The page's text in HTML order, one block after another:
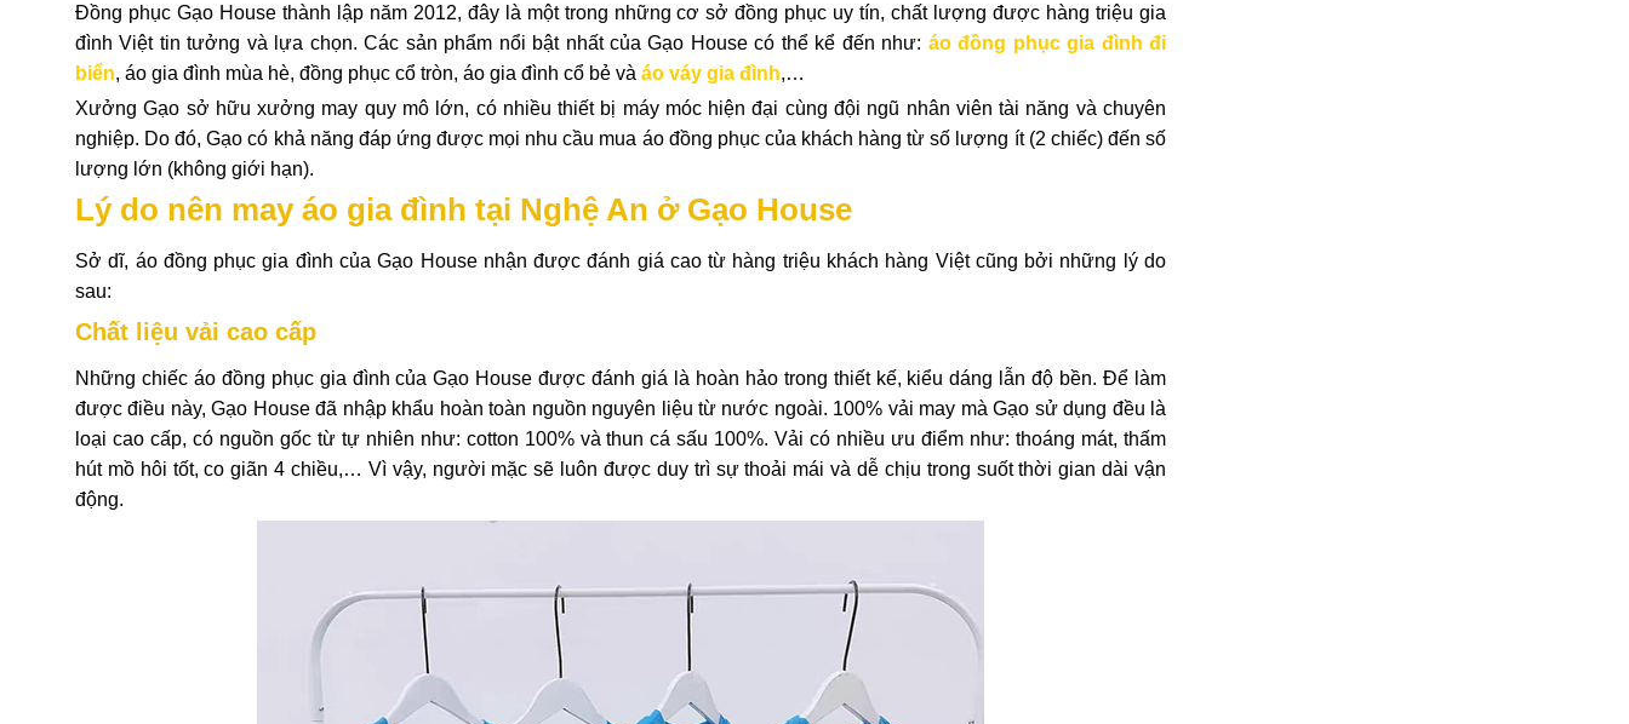
Đồng phục Gạo House thành lập năm 2012, đây là một trong những cơ sở đồng phục uy tín, chất lượng được hàng triệu gia
đình Việt tin tưởng và lựa chọn. Các sản phẩm nổi bật nhất của Gạo House có thể kể đến như: áo đồng phục gia đình đi
biển, áo gia đình mùa hè, đồng phục cổ tròn, áo gia đình cổ bẻ và áo váy gia đình,…
Xưởng Gạo sở hữu xưởng may quy mô lớn, có nhiều thiết bị máy móc hiện đại cùng đội ngũ nhân viên tài năng và chuyên
nghiệp. Do đó, Gạo có khả năng đáp ứng được mọi nhu cầu mua áo đồng phục của khách hàng từ số lượng ít (2 chiếc) đến số
lượng lớn (không giới hạn).
Lý do nên may áo gia đình tại Nghệ An ở Gạo House
Sở dĩ, áo đồng phục gia đình của Gạo House nhận được đánh giá cao từ hàng triệu khách hàng Việt cũng bởi những lý do
sau:
Chất liệu vải cao cấp
Những chiếc áo đồng phục gia đình của Gạo House được đánh giá là hoàn hảo trong thiết kế, kiểu dáng lẫn độ bền. Để làm
được điều này, Gạo House đã nhập khẩu hoàn toàn nguồn nguyên liệu từ nước ngoài. 100% vải may mà Gạo sử dụng đều là
loại cao cấp, có nguồn gốc từ tự nhiên như: cotton 100% và thun cá sấu 100%. Vải có nhiều ưu điểm như: thoáng mát, thấm
hút mồ hôi tốt, co giãn 4 chiều,… Vì vậy, người mặc sẽ luôn được duy trì sự thoải mái và dễ chịu trong suốt thời gian dài vận
động.